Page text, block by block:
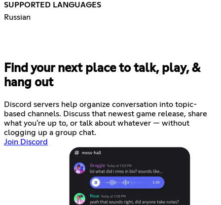
SUPPORTED LANGUAGES
Russian
Find your next place to talk, play, &
hang out
Discord servers help organize conversation into topic-
based channels. Discuss that newest game release, share
what you're up to, or talk about whatever — without
clogging up a group chat.
Join Discord